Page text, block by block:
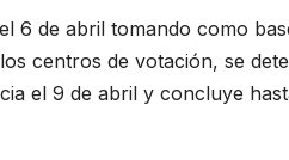
6 de abril tomando como
centros de votación, se
el 9 de abril y concluye